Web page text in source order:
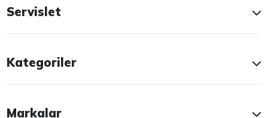
Servislet
Kategoriler
Markalar